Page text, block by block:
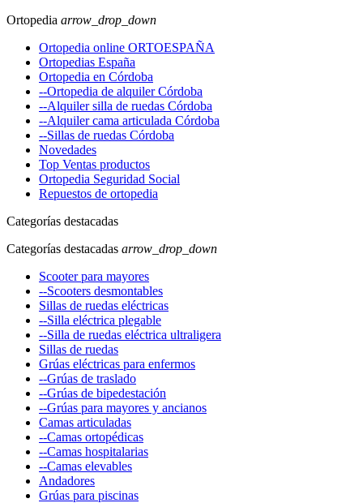
Ortopedia arrow_drop_down
Ortopedia online ORTOESPAÑA
Ortopedias España
Ortopedia en Córdoba
--Ortopedia de alquiler Córdoba
--Alquiler silla de ruedas Córdoba
--Alquiler cama articulada Córdoba
--Sillas de ruedas Córdoba
Novedades
Top Ventas productos
Ortopedia Seguridad Social
Repuestos de ortopedia
Categorías destacadas
Categorías destacadas arrow_drop_down
Scooter para mayores
--Scooters desmontables
Sillas de ruedas eléctricas
--Silla eléctrica plegable
--Silla de ruedas eléctrica ultraligera
Sillas de ruedas
Grúas eléctricas para enfermos
--Grúas de traslado
--Grúas de bipedestación
--Grúas para mayores y ancianos
Camas articuladas
--Camas ortopédicas
--Camas hospitalarias
--Camas elevables
Andadores
Grúas para piscinas